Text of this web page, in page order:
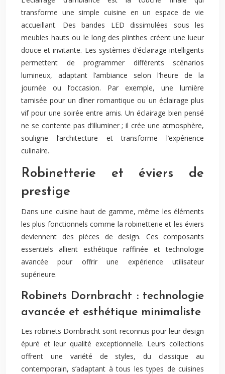
transforme une simple cuisine en un espace de vie
accueillant. Des bandes LED dissimulées sous les
meubles hauts ou le long des plinthes créent une lueur
douce et invitante. Les systèmes d’éclairage intelligents
permettent de programmer différents scénarios
lumineux, adaptant l’ambiance selon l’heure de la
journée ou l’occasion. Par exemple, une lumière
tamisée pour un dîner romantique ou un éclairage plus
vif pour une soirée entre amis. Un éclairage bien pensé
ne se contente pas d’illuminer ; il crée une atmosphère,
souligne l’architecture et transforme l’expérience
culinaire.
Robinetterie et éviers de
prestige
Dans une cuisine haut de gamme, même les éléments
les plus fonctionnels comme la robinetterie et les éviers
deviennent des pièces de design. Ces composants
essentiels allient esthétique raffinée et technologie
avancée pour offrir une expérience utilisateur
supérieure.
Robinets Dornbracht : technologie
avancée et esthétique minimaliste
Les robinets Dornbracht sont reconnus pour leur design
épuré et leur qualité exceptionnelle. Leurs collections
offrent une variété de styles, du classique au
contemporain, s’adaptant à tous les types de cuisines